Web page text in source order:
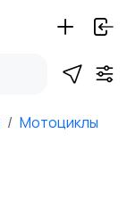
Мотоциклы